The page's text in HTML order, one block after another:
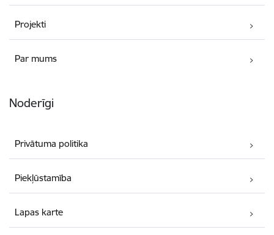
Projekti
Par mums
Noderīgi
Privātuma politika
Piekļūstamība
Lapas karte